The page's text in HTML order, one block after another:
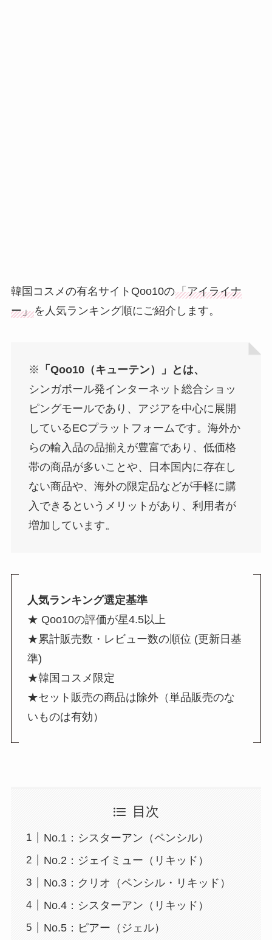
韓国コスメの有名サイトQoo10の「アイライナ
ー」を人気ランキング順にご紹介します。
※ 「Qoo10（キューテン）」とは、
シンガポール発インターネット総合ショッ
ピングモールであり、アジアを中心に展開
しているECプラットフォームです。海外か
らの輸入品の品揃えが豊富であり、低価格
帯の商品が多いことや、日本国内に存在し
ない商品や、海外の限定品などが手軽に購
入できるというメリットがあり、利用者が
増加しています。
人気ランキング選定基準
★ Qoo10の評価が星4.5以上
★累計販売数・レビュー数の順位 (更新日基
準)
★韓国コスメ限定
★セット販売の商品は除外（単品販売のな
いものは有効）
目次
No.1：シスターアン（ペンシル）
No.2：ジェイミュー（リキッド）
No.3：クリオ（ペンシル・リキッド）
No.4：シスターアン（リキッド）
No.5：ピアー（ジェル）